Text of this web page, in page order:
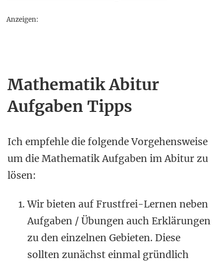
Anzeigen:
Mathematik Abitur
Aufgaben Tipps
Ich empfehle die folgende Vorgehensweise
um die Mathematik Aufgaben im Abitur zu
lösen:
Wir bieten auf Frustfrei-Lernen neben
Aufgaben / Übungen auch Erklärungen
zu den einzelnen Gebieten. Diese
sollten zunächst einmal gründlich